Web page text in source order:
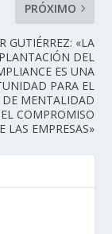
PRÓXIMO
GUTIÉRREZ: «LA
DEL
ES UNA
PARA EL
MENTALIDAD
COMPROMISO
LAS EMPRESAS»